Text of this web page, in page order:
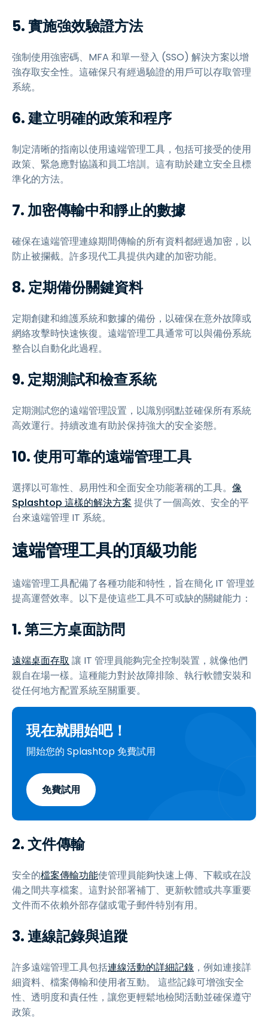
5. 實施強效驗證方法
強制使用強密碼、MFA 和單一登入 (SSO) 解決方案以增
強存取安全性。這確保只有經過驗證的用戶可以存取管理
系統。
6. 建立明確的政策和程序
制定清晰的指南以使用遠端管理工具，包括可接受的使用
政策、緊急應對協議和員工培訓。這有助於建立安全且標
準化的方法。
7. 加密傳輸中和靜止的數據
確保在遠端管理連線期間傳輸的所有資料都經過加密，以
防止被攔截。許多現代工具提供內建的加密功能。
8. 定期備份關鍵資料
定期創建和維護系統和數據的備份，以確保在意外故障或
網絡攻擊時快速恢復。遠端管理工具通常可以與備份系統
整合以自動化此過程。
9. 定期測試和檢查系統
定期測試您的遠端管理設置，以識別弱點並確保所有系統
高效運行。持續改進有助於保持強大的安全姿態。
10. 使用可靠的遠端管理工具
選擇以可靠性、易用性和全面安全功能著稱的工具。 像
Splashtop 這樣的解決方案 提供了一個高效、安全的平
台來遠端管理 IT 系統。
遠端管理工具的頂級功能
遠端管理工具配備了各種功能和特性，旨在簡化 IT 管理並
提高運營效率。以下是使這些工具不可或缺的關鍵能力：
1. 第三方桌面訪問
遠端桌面存取 讓 IT 管理員能夠完全控制裝置，就像他們
親自在場一樣。這種能力對於故障排除、執行軟體安裝和
從任何地方配置系統至關重要。
現在就開始吧！
開始您的 Splashtop 免費試用
免費試用
2. 文件傳輸
安全的檔案傳輸功能使管理員能夠快速上傳、下載或在設
備之間共享檔案。這對於部署補丁、更新軟體或共享重要
文件而不依賴外部存儲或電子郵件特別有用。
3. 連線記錄與追蹤
許多遠端管理工具包括連線活動的詳細記錄 ，例如連接詳
細資料、檔案傳輸和使用者互動。 這些記錄可增強安全
性、透明度和責任性，讓您更輕鬆地檢閱活動並確保遵守
政策。